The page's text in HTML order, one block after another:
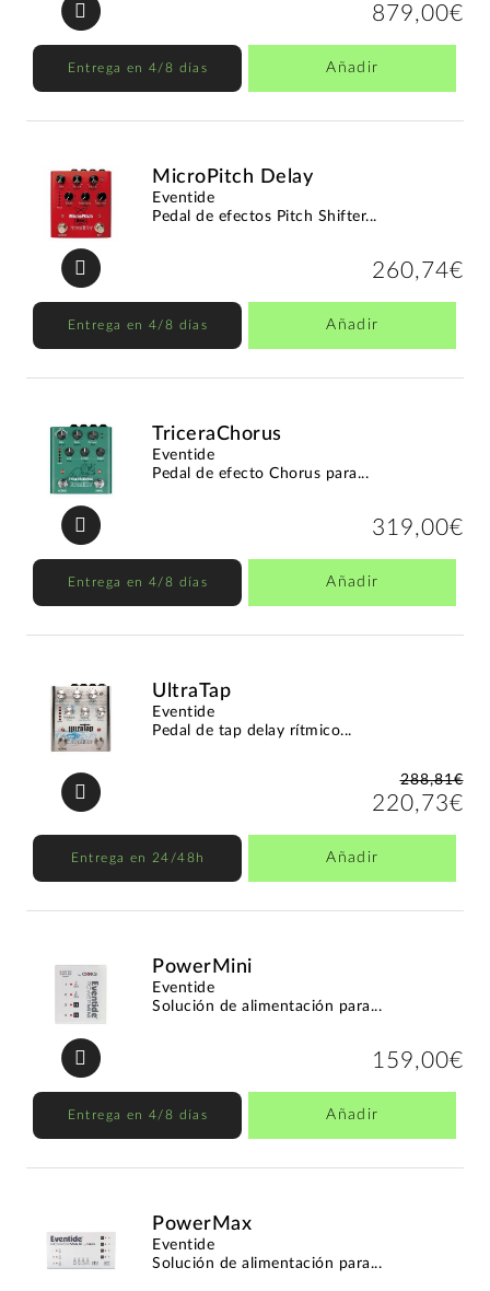
879,00€
Entrega en 4/8 días Añadir
MicroPitch Delay
Eventide
Pedal de efectos Pitch Shifter...
260,74€
Entrega en 4/8 días Añadir
TriceraChorus
Eventide
Pedal de efecto Chorus para...
319,00€
Entrega en 4/8 días Añadir
UltraTap
Eventide
Pedal de tap delay rítmico...
288,81€
220,73€
Entrega en 24/48h Añadir
PowerMini
Eventide
Solución de alimentación para...
159,00€
Entrega en 4/8 días Añadir
PowerMax
Eventide
Solución de alimentación para...